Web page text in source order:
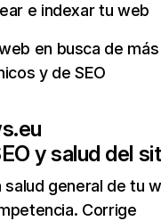
e indexar tu web
en busca de
y de SEO
y salud del
salud general de tu
Corrige